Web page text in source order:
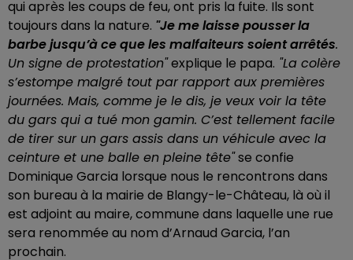
qui après les coups de feu, ont pris la fuite. Ils sont
toujours dans la nature. "Je me laisse pousser la
barbe jusqu’à ce que les malfaiteurs soient arrêtés.
Un signe de protestation"explique le papa. "La colère
s’estompe malgré tout par rapport aux premières
journées. Mais, comme je le dis, je veux voir la tête
du gars qui a tué mon gamin. C’est tellement facile
de tirer sur un gars assis dans un véhicule avec la
ceinture et une balle en pleine tête"se confie
Dominique Garcia lorsque nous le rencontrons dans
son bureau à la mairie de Blangy-le-Château, là où il
est adjoint au maire, commune dans laquelle une rue
sera renommée au nom d’Arnaud Garcia, l’an
prochain.